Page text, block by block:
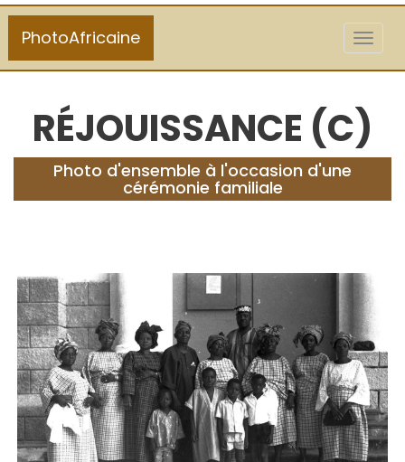
PhotoAfricaine
RÉJOUISSANCE (C)
Photo d'ensemble à l'occasion d'une
cérémonie familiale